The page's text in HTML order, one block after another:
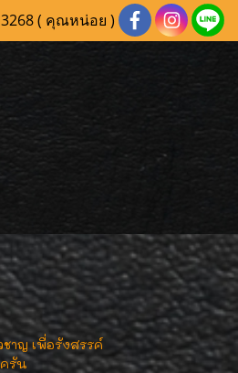
( คุณหน่อย )
าญ เพื่อรังสรรค์
รัน